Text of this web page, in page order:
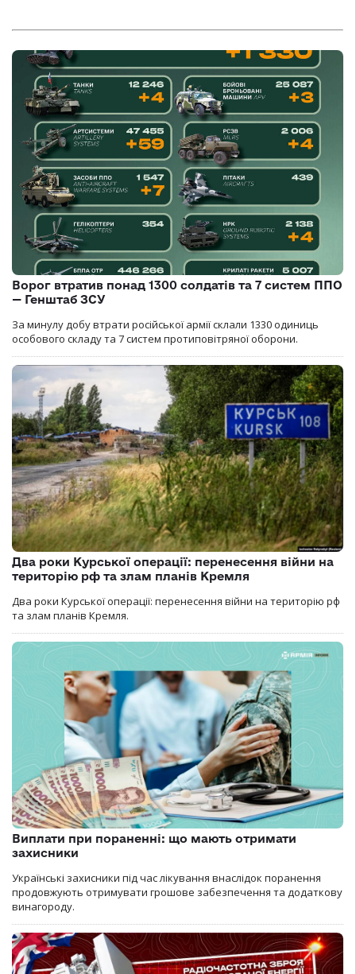
Ворог втратив понад 1300 солдатів та 7 систем ППО
— Генштаб ЗСУ
За минулу добу втрати російської армії склали 1330 одиниць
особового складу та 7 систем протиповітряної оборони.
Два роки Курської операції: перенесення війни на
територію рф та злам планів Кремля
Два роки Курської операції: перенесення війни на територію рф
та злам планів Кремля.
Виплати при пораненні: що мають отримати
захисники
Українські захисники під час лікування внаслідок поранення
продовжують отримувати грошове забезпечення та додаткову
винагороду.